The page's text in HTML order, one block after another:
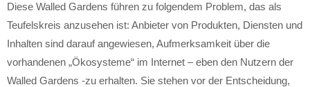
Diese Walled Gardens führen zu folgendem Problem, das als
Teufelskreis anzusehen ist: Anbieter von Produkten, Diensten und
Inhalten sind darauf angewiesen, Aufmerksamkeit über die
vorhandenen „Ökosysteme“ im Internet – eben den Nutzern der
Walled Gardens -zu erhalten. Sie stehen vor der Entscheidung,